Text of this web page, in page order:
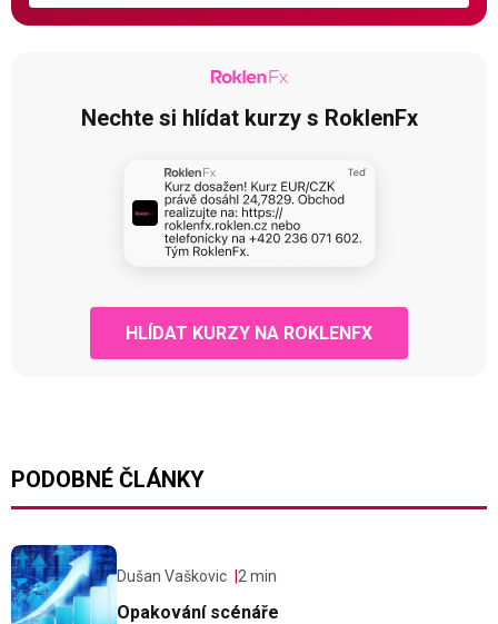
Nechte si hlídat kurzy s RoklenFx
HLÍDAT KURZY NA ROKLENFX
PODOBNÉ ČLÁNKY
Dušan Vaškovic 2 min
Opakování scénáře